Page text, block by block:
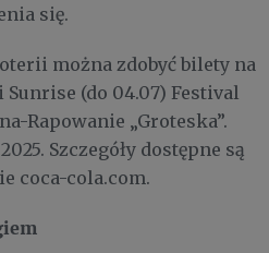
się.
można zdobyć bilety na
Sunrise (do 04.07) Festival
Rapowanie „Groteska”.
Szczegóły dostępne są
coca-cola.com.